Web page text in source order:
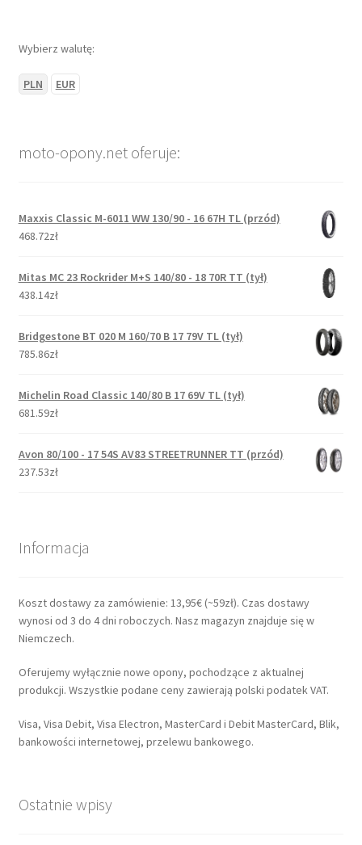
Wybierz walutę:
PLN EUR
moto-opony.net oferuje:
Maxxis Classic M-6011 WW 130/90 - 16 67H TL (przód)
468.72zł
Mitas MC 23 Rockrider M+S 140/80 - 18 70R TT (tył)
438.14zł
Bridgestone BT 020 M 160/70 B 17 79V TL (tył)
785.86zł
Michelin Road Classic 140/80 B 17 69V TL (tył)
681.59zł
Avon 80/100 - 17 54S AV83 STREETRUNNER TT (przód)
237.53zł
Informacja
Koszt dostawy za zamówienie: 13,95€ (~59zł). Czas dostawy
wynosi od 3 do 4 dni roboczych. Nasz magazyn znajduje się w
Niemczech.
Oferujemy wyłącznie nowe opony, pochodzące z aktualnej
produkcji. Wszystkie podane ceny zawierają polski podatek VAT.
Visa, Visa Debit, Visa Electron, MasterCard i Debit MasterCard, Blik,
bankowości internetowej, przelewu bankowego.
Ostatnie wpisy